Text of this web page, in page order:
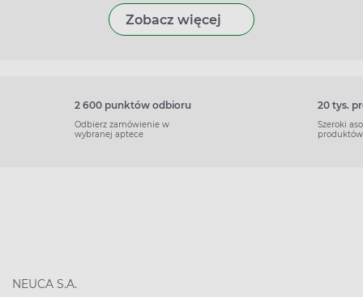
Zobacz więcej
2 600 punktów odbioru
Odbierz zamówienie w
wybranej aptece
20 tys.
Szeroki
produktów
NEUCA S.A.